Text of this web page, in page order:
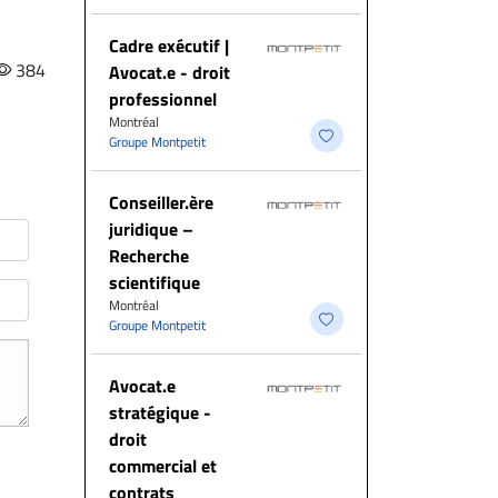
384
Cadre exécutif |
Avocat.e - droit
professionnel
Montréal
Groupe Montpetit
Conseiller.ère
juridique –
Recherche
scientifique
Montréal
Groupe Montpetit
Avocat.e
stratégique -
droit
commercial et
contrats